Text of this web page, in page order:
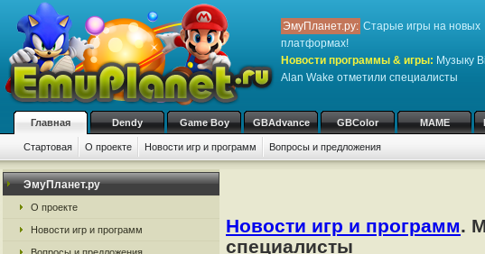
ЭмуПланет.ру: Старые игры на новых
платформах!
Новости программы & игры: Музыку
Alan Wake отметили специалисты
Главная Dendy Game Boy GBAdvance GBColor MAME
Стартовая О проекте Новости игр и программ Вопросы и предложения
ЭмуПланет.ру
О проекте
Новости игр и программ Новости игр и программ.
специалисты